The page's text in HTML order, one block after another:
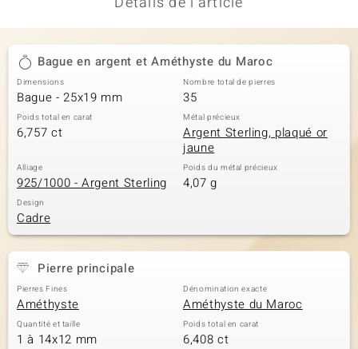
Bague en argent et Améthyste du Maroc
Dimensions
Bague - 25x19 mm
Nombre total de pierres
35
Poids total en carat
6,757 ct
Métal précieux
Argent Sterling, plaqué or
jaune
Alliage
925/1000 - Argent Sterling
Poids du métal précieux
4,07 g
Design
Cadre
Pierre principale
Pierres Fines
Améthyste
Dénomination exacte
Améthyste du Maroc
Quantité et taille
1 à 14x12 mm
Poids total en carat
6,408 ct